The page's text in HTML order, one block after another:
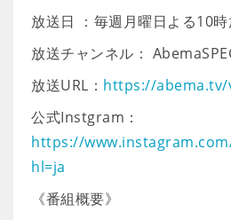
放送日 ：毎週月曜日よる10時
放送チャンネル：
放送URL： https://
公式Instgram：
https://
hl=ja
《番組概要》